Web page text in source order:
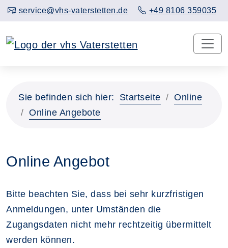
service@vhs-vaterstetten.de +49 8106 359035
Sie befinden sich hier: Startseite
Online
Online Angebote
Online Angebot
Bitte beachten Sie, dass bei sehr kurzfristigen
Anmeldungen, unter Umständen die
Zugangsdaten nicht mehr rechtzeitig übermittelt
werden können.